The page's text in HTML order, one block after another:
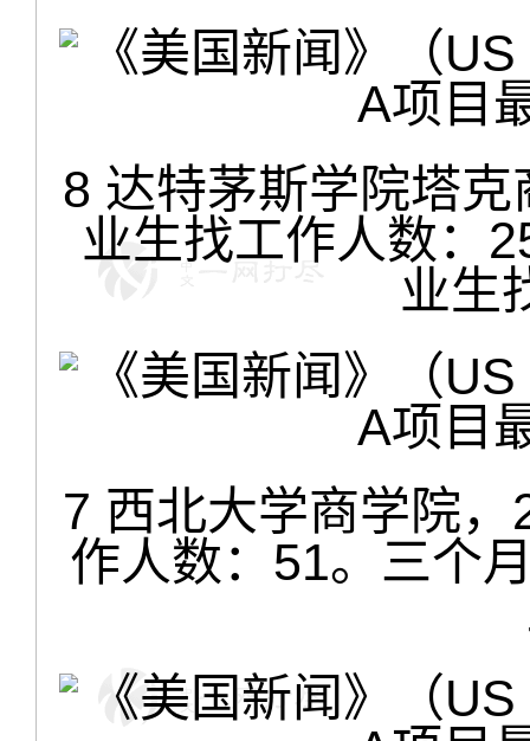
8 达特茅斯学院塔
业生找工作人数：
业生
7 西北大学商学院
作人数：51。三个